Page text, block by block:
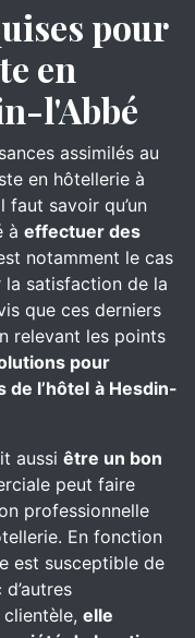
pour
en
l'Abbé
assimilés au
en hôtellerie à
faut savoir qu’un
à effectuer des
notamment le cas
la satisfaction de la
que ces derniers
relevant les points
pour
de l’hôtel à Hesdin-
aussi être un bon
peut faire
professionnelle
En fonction
est susceptible de
elle